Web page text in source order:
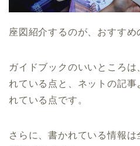
座図紹介するのが、おすすめ
ガイドブックのいいところ
れている点と、ネットの記
れている点です。
さらに、書かれている情報は